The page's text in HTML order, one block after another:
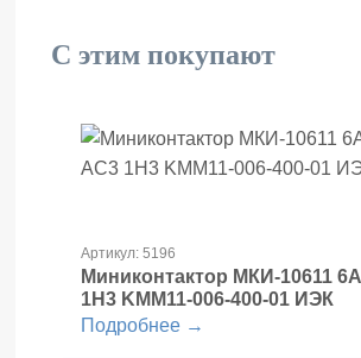
С этим покупают
Артикул: 5196
Миниконтактор МКИ-10611
1Н3 KMM11-006-400-01 ИЭК
Подробнее →